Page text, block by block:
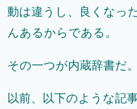
動は違うし、良くなっ
んあるからである。
その一つが内蔵辞書だ。
以前、以下のような記